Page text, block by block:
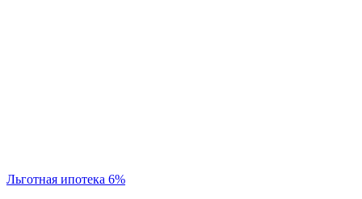
Льготная ипотека 6%